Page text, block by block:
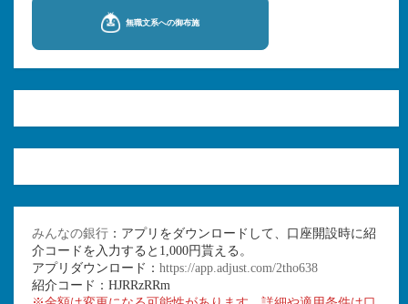
みんなの銀行 ：アプリをダウンロードして、口座開設時に紹
介コードを入力すると1,000円貰える。
アプリダウンロード： https://app.adjust.com/2tho638
紹介コード：HJRRzRRm